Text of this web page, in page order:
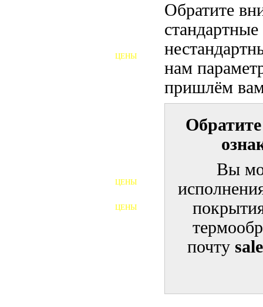
Обратите
нам
пришлём
Вы
почту
ЦЕНЫ
ЦЕНЫ
ЦЕНЫ